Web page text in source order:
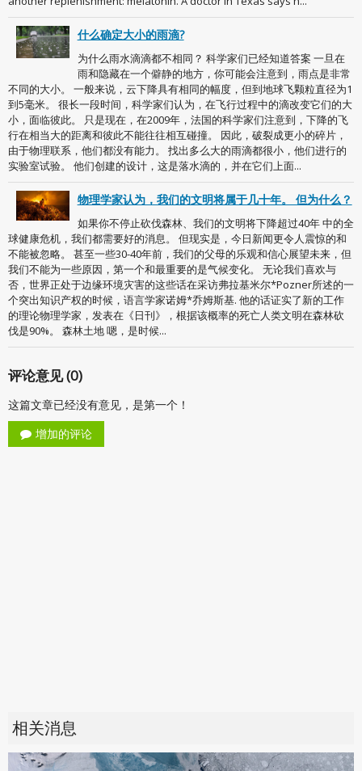
什么确定大小的雨滴?
为什么雨水滴滴都不相同？ 科学家们已经知道答案 一旦在
雨和隐藏在一个僻静的地方，你可能会注意到，雨点是非常
不同的大小。 一般来说，云下降具有相同的幅度，但到地球飞颗粒直径为1
到5毫米。 很长一段时间，科学家们认为，在飞行过程中的滴改变它们的大
小，面临彼此。 只是现在，在2009年，法国的科学家们注意到，下降的飞
行在相当大的距离和彼此不能往往相互碰撞。 因此，破裂成更小的碎片，
由于物理联系，他们都没有能力。 找出多么大的雨滴都很小，他们进行的
实验室试验。 他们创建的设计，这是落水滴的，并在它们上面...
物理学家认为，我们的文明将属于几十年。 但为什么？
如果你不停止砍伐森林、我们的文明将下降超过40年 中的全
球健康危机，我们都需要好的消息。 但现实是，今日新闻更令人震惊的和
不能被忽略。 甚至一些30-40年前，我们的父母的乐观和信心展望未来，但
我们不能为一些原因，第一个和最重要的是气候变化。 无论我们喜欢与
否，世界正处于边缘环境灾害的这些话在采访弗拉基米尔*Pozner所述的一
个突出知识产权的时候，语言学家诺姆*乔姆斯基. 他的话证实了新的工作
的理论物理学家，发表在《日刊》，根据该概率的死亡人类文明在森林砍
伐是90%。 森林土地 嗯，是时候...
评论意见 (0)
这篇文章已经没有意见，是第一个！
增加的评论
相关消息